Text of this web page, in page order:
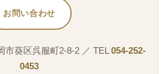
お問い合わせ
市葵区呉服町2-8-2 ／ TEL 054-252-
0453